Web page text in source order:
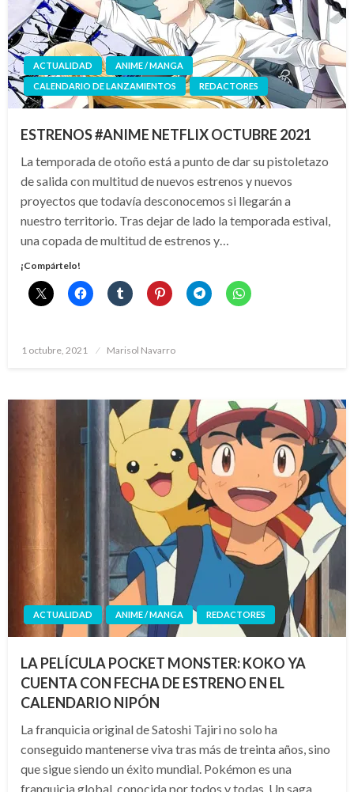
ACTUALIDAD
ANIME / MANGA
CALENDARIO DE LANZAMIENTOS
REDACTORES
ESTRENOS #ANIME NETFLIX OCTUBRE 2021
La temporada de otoño está a punto de dar su pistoletazo
de salida con multitud de nuevos estrenos y nuevos
proyectos que todavía desconocemos si llegarán a
nuestro territorio. Tras dejar de lado la temporada estival,
una copada de multitud de estrenos y…
¡Compártelo!
Publicado
1 octubre, 2021 Marisol Navarro
ACTUALIDAD ANIME / MANGA REDACTORES
LA PELÍCULA POCKET MONSTER: KOKO YA
CUENTA CON FECHA DE ESTRENO EN EL
CALENDARIO NIPÓN
La franquicia original de Satoshi Tajiri no solo ha
conseguido mantenerse viva tras más de treinta años, sino
que sigue siendo un éxito mundial. Pokémon es una
franquicia global, conocida por todos y todas. Un saga